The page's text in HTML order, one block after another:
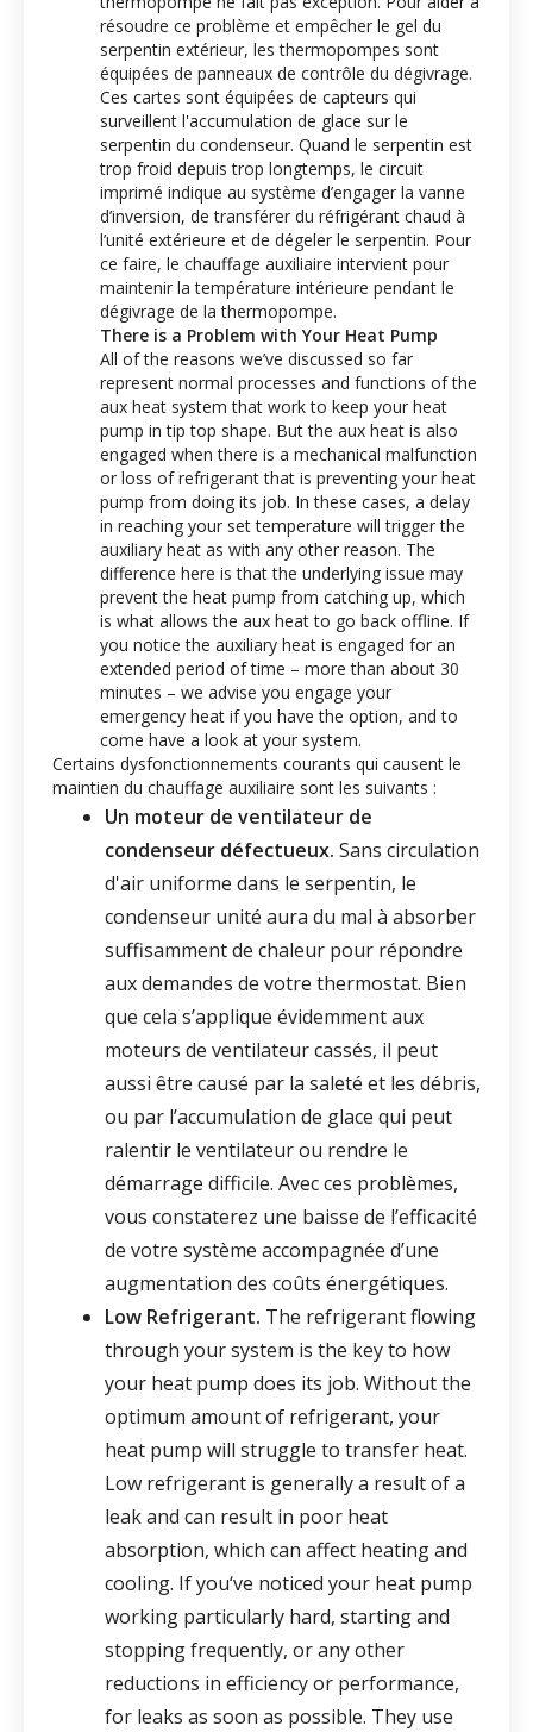
résoudre ce problème et empêcher le gel du
serpentin extérieur, les thermopompes sont
équipées de panneaux de contrôle du dégivrage.
Ces cartes sont équipées de capteurs qui
surveillent l'accumulation de glace sur le
serpentin du condenseur. Quand le serpentin est
trop froid depuis trop longtemps, le circuit
imprimé indique au système d’engager la vanne
d’inversion, de transférer du réfrigérant chaud à
l’unité extérieure et de dégeler le serpentin. Pour
ce faire, le chauffage auxiliaire intervient pour
maintenir la température intérieure pendant le
dégivrage de la thermopompe.
There is a Problem with Your Heat Pump
All of the reasons we’ve discussed so far
represent normal processes and functions of the
aux heat system that work to keep your heat
pump in tip top shape. But the aux heat is also
engaged when there is a mechanical malfunction
or loss of refrigerant that is preventing your heat
pump from doing its job. In these cases, a delay
in reaching your set temperature will trigger the
auxiliary heat as with any other reason. The
difference here is that the underlying issue may
prevent the heat pump from catching up, which
is what allows the aux heat to go back offline. If
you notice the auxiliary heat is engaged for an
extended period of time – more than about 30
minutes – we advise you engage your
emergency heat if you have the option, andto
come have a look at your system.
Certains dysfonctionnements courants qui causent le
maintien du chauffage auxiliaire sont les suivants :
Un moteur de ventilateur de
condenseur défectueux. Sans circulation
d'air uniforme dans le serpentin, le
condenseur unité aura du mal à absorber
suffisamment de chaleur pour répondre
aux demandes de votre thermostat. Bien
que cela s’applique évidemment aux
moteurs de ventilateur cassés, il peut
aussi être causé par la saleté et les débris,
ou par l’accumulation de glace qui peut
ralentir le ventilateur ou rendre le
démarrage difficile. Avec ces problèmes,
vous constaterez une baisse de l’efficacité
de votre système accompagnée d’une
augmentation des coûts énergétiques.
Low Refrigerant. The refrigerant flowing
through your system is the key to how
your heat pump does its job. Without the
optimum amount of refrigerant, your
heat pump will struggle to transfer heat.
Low refrigerant is generally a result of a
leak and can result in poor heat
absorption, which can affect heating and
cooling. If you‘ve noticed your heat pump
working particularly hard, starting and
stopping frequently, or any other
reductions in efficiency or performance,
for leaks as soon as possible. They use